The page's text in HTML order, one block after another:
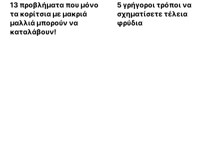
13 προβλήματα που μόνο
τα κορίτσια με μακριά
μαλλιά μπορούν να
καταλάβουν!
5 γρήγοροι τρόποι να
σχηματίσετε τέλεια
φρύδια